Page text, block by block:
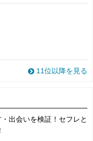
11位以降を見る
出会いを検証！セフレと